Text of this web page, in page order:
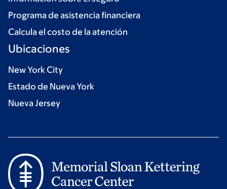
Programa de asistencia financiera
Calcula el costo de la atención
Ubicaciones
New York City
Estado de Nueva York
Nueva Jersey